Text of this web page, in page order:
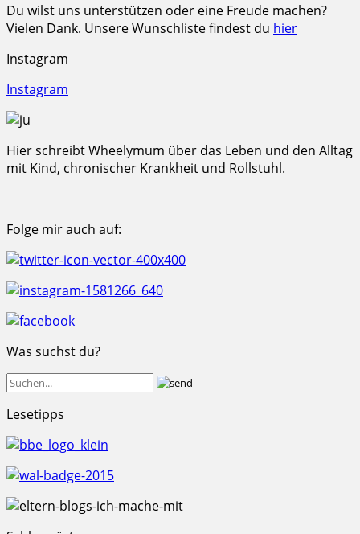
Du wilst uns unterstützen oder eine Freude machen?
Vielen Dank. Unsere Wunschliste findest du hier
Instagram
Instagram
Hier schreibt Wheelymum über das Leben und den Alltag
mit Kind, chronischer Krankheit und Rollstuhl.
Folge mir auch auf:
Was suchst du?
Lesetipps